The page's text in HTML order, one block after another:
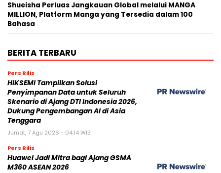
Shueisha Perluas Jangkauan Global melalui MANGA
MILLION, Platform Manga yang Tersedia dalam 100
Bahasa
BERITA TERBARU
Pers Rilis
HIKSEMI Tampilkan Solusi
Penyimpanan Data untuk Seluruh
Skenario di Ajang DTI Indonesia 2026,
Dukung Pengembangan AI di Asia
Tenggara
Jumat, 7 Agu 2026 - 04:14 WIB
Pers Rilis
Huawei Jadi Mitra bagi Ajang GSMA
M360 ASEAN 2026